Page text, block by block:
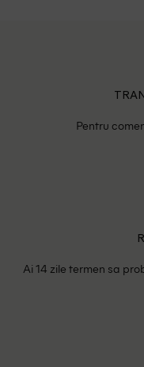
Pentru
Ai 14 zile termen sa